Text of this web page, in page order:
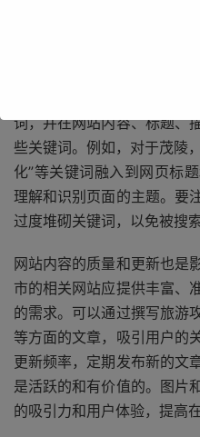
词，并在网站内容、标题、
些关键词。例如，对于茂陵
化”等关键词融入到网页标
理解和识别页面的主题。要
过度堆砌关键词，以免被搜
网站内容的质量和更新也是
市的相关网站应提供丰富、
的需求。可以通过撰写旅游
等方面的文章，吸引用户的
更新频率，定期发布新的文
是活跃的和有价值的。图片
的吸引力和用户体验，提高